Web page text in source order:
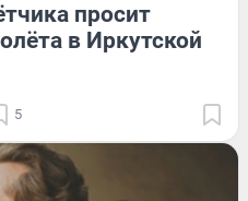
просит
в Иркутской
5